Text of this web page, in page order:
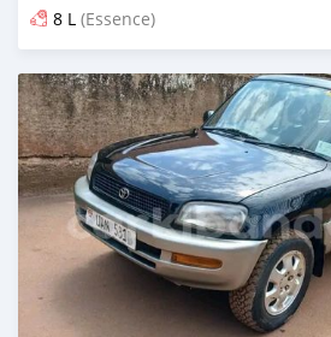
8 L (Essence)
Publié il y a 3 mois